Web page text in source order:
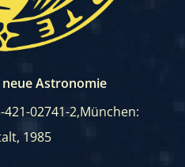
Astronomie
421-02741-2,München:
1985